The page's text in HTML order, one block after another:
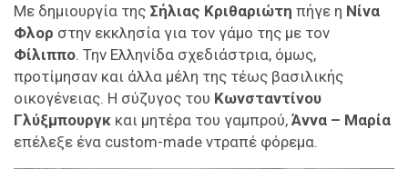
Με δημιουργία της Σήλιας Κριθαριώτη πήγε η Νίνα
Φλορ στην εκκλησία για τον γάμο της με τον
Φίλιππο. Την Ελληνίδα σχεδιάστρια, όμως,
προτίμησαν και άλλα μέλη της τέως βασιλικής
οικογένειας. Η σύζυγος του Κωνσταντίνου
Γλύξμπουργκ και μητέρα του γαμπρού, Άννα – Μαρία
επέλεξε ένα custom-made ντραπέ φόρεμα.